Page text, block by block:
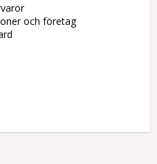
och företag